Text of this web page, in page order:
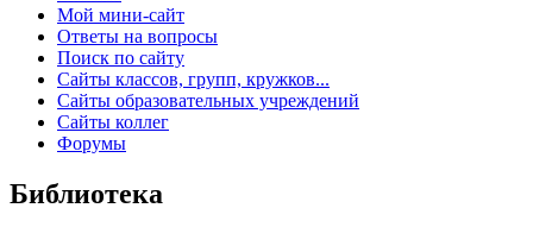
Мой мини-сайт
Ответы на вопросы
Поиск по сайту
Сайты классов, групп, кружков...
Сайты образовательных учреждений
Сайты коллег
Форумы
Библиотека